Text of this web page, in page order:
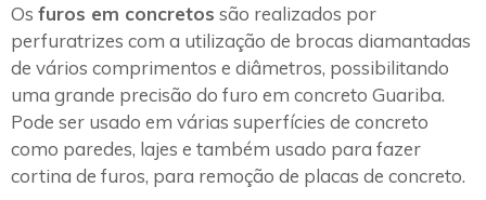
Os furos em concretos são realizados por
perfuratrizes com a utilização de brocas diamantadas
de vários comprimentos e diâmetros, possibilitando
uma grande precisão do furo em concreto Guariba.
Pode ser usado em várias superfícies de concreto
como paredes, lajes e também usado para fazer
cortina de furos, para remoção de placas de concreto.